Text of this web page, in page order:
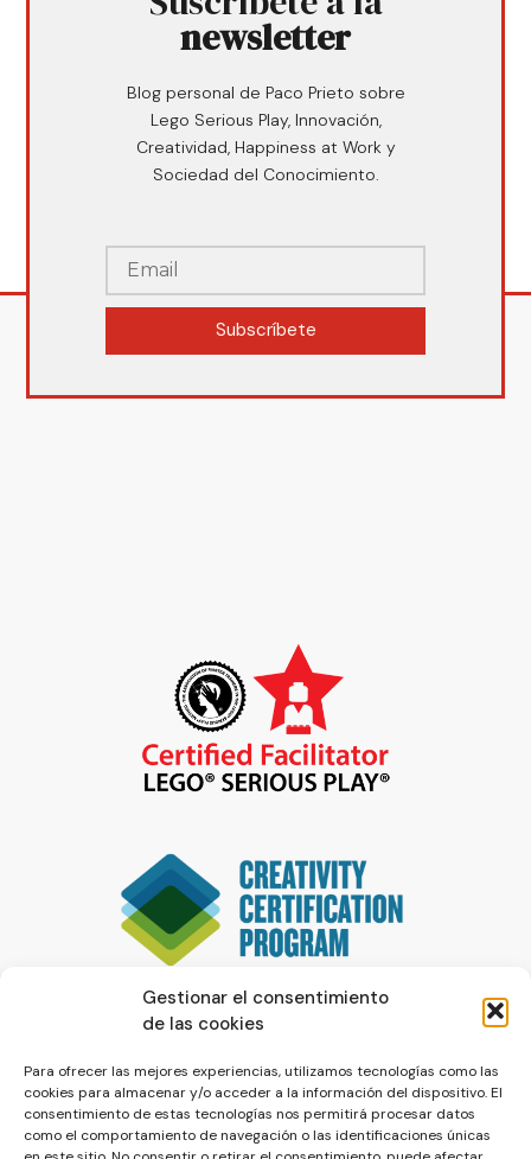
Gestionar el consentimiento
de las cookies
Para ofrecer las mejores experiencias, utilizamos tecnologías como las
cookies para almacenar y/o acceder a la información del dispositivo. El
consentimiento de estas tecnologías nos permitirá procesar datos
como el comportamiento de navegación o las identificaciones únicas
newsletter
Blog personal de Paco Prieto sobre
Lego Serious Play, Innovación,
Creatividad, Happiness at Work y
Sociedad del Conocimiento.
Subscríbete